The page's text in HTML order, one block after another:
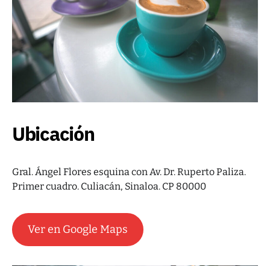
Ubicación
Gral. Ángel Flores esquina con Av. Dr. Ruperto Paliza.
Primer cuadro. Culiacán, Sinaloa. CP 80000
Ver en Google Maps